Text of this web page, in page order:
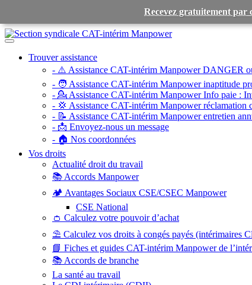
Toggle
navigationTrouver assistance
- ⚠️ Assistance CAT-intérim Manpower DANGER
- 🧑 Assistance CAT-intérim Manpower inaptitude
- 💁 Assistance CAT-intérim Manpower Info paie :
- 💢 Assistance CAT-intérim Manpower réclamation
- 📝 Assistance CAT-intérim Manpower entretien
- 📩 Envoyez-nous un message
- 🏠 Nos coordonnées
Vos droits
Actualité droit du travail
📚 Accords Manpower
🏕️ Avantages Sociaux CSE/CSEC Manpower
CSE National
👛 Calculez votre pouvoir d’achat
⛱️ Calculez vos droits à congés payés (intérimaires
📘 Fiches et guides CAT-intérim Manpower de
📚 Accords de branche
La santé au travail
Recevez gratuitement